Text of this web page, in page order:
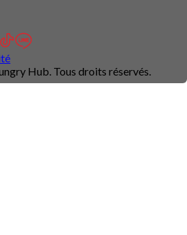
Hub. Tous droits réservés.